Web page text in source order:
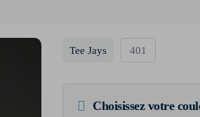
Tee Jays 401
Choisissez votre